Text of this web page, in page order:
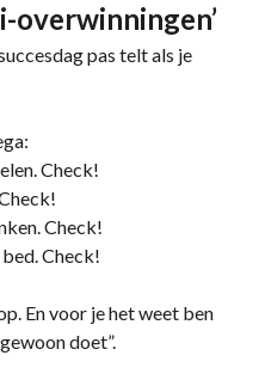
overwinningen’
pas telt als je
Check!
Check!
Check!
En voor je het weet ben
doet”.